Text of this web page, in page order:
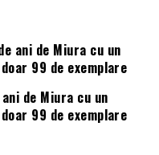
de Miura cu un
99 de exemplare